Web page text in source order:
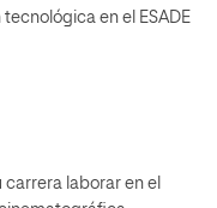
en el ESADE
carrera laborar en el